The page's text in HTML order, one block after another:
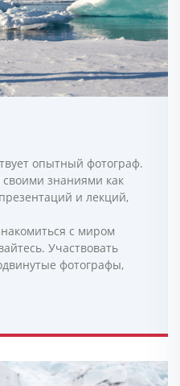
опытный фотограф.
своими знаниями как
и лекций,
с миром
Участвовать
фотографы,